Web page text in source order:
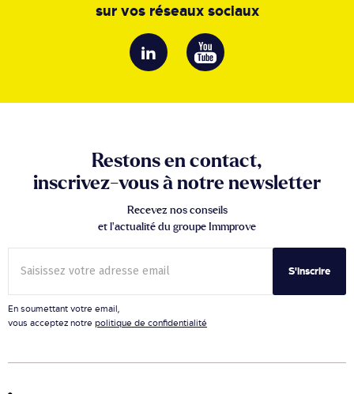
sur vos réseaux sociaux
Restons en contact,
inscrivez-vous à notre newsletter
Recevez nos conseils
et l’actualité du groupe Immprove
S'inscrire
En soumettant votre email,
vous acceptez notre politique de confidentialité